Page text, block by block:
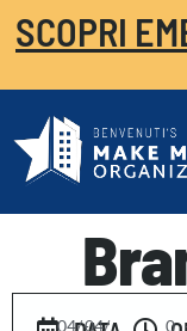
SCOPRI
04/-04/
0